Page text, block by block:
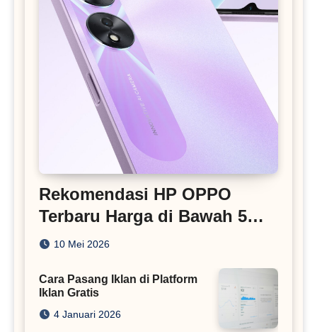
Rekomendasi HP OPPO
Terbaru Harga di Bawah 5
Juta
10 Mei 2026
Cara Pasang Iklan di Platform
Iklan Gratis
4 Januari 2026